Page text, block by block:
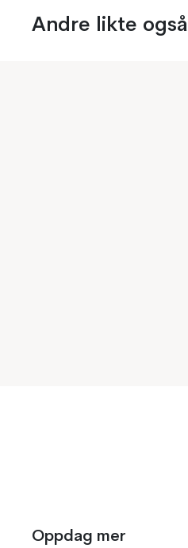
Andre likte også
Oppdag mer